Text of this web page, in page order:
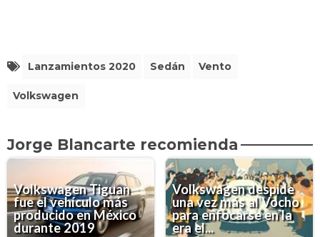
Lanzamientos 2020 Sedán Vento
Volkswagen
Jorge Blancarte recomienda
Volkswagen Tiguan
fue el vehículo más
producido en México
durante 2019
Volkswagen despide
una vez más al Vocho
para enfocarse en la
era el...